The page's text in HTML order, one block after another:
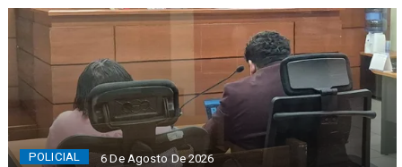
POLICIAL 6 De Agosto De 2026